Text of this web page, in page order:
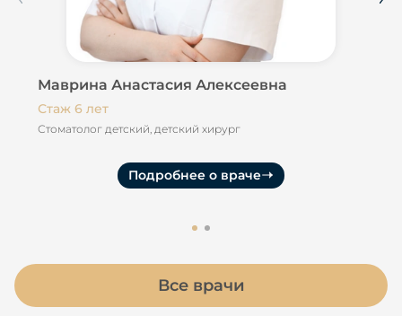
Маврина Анастасия Алексеевна
Стаж 6 лет
Стоматолог детский, детский хирург
Подробнее о враче
Все врачи